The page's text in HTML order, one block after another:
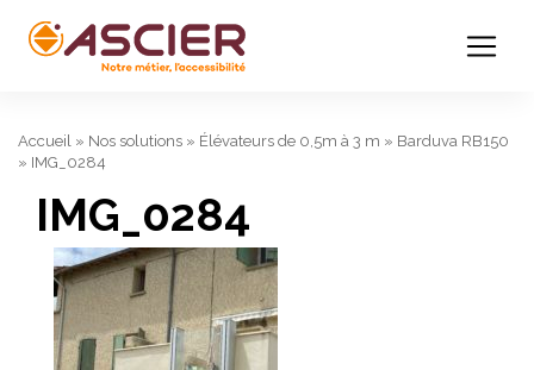
Accueil » Nos solutions » Élévateurs de 0,5m à 3 m » Barduva RB150
» IMG_0284
IMG_0284